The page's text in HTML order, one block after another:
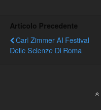
Articolo Precedente
Carl Zimmer Al Festival
Delle Scienze Di Roma